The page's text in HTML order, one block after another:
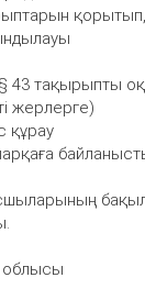
43 тақырыпты
жерлерге)
құрау